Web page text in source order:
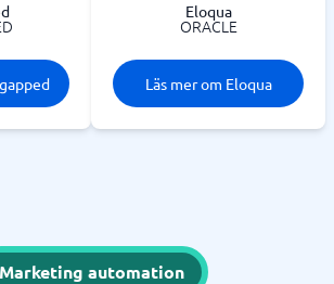
Eloqua
ORACLE
Läs mer om Eloqua
Marketing automation